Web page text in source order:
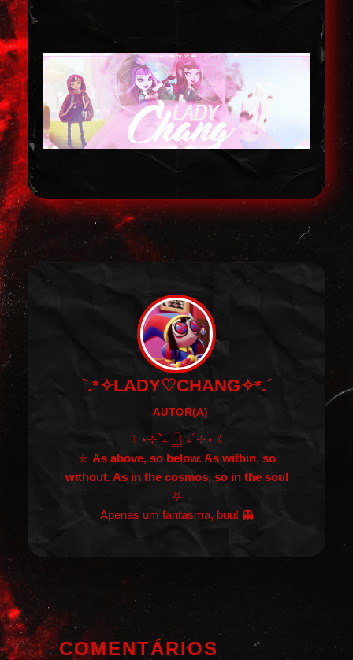
`.*✧LADY♡CHANG✧*.´
AUTOR(A)
☽ ⋆⊹˚₊ 𓉸 ₊˚⊹⋆ ☾
⛦ As above, so below. As within, so
without. As in the cosmos, so in the soul
⛧
Apenas um fantasma, buu! 👻
COMENTÁRIOS